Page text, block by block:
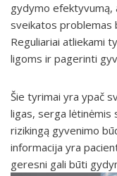
gydymo
sveikatos problemas
Reguliariai atliekami
ligoms ir pagerinti
Šie tyrimai yra ypač
ligas, serga
rizikingą gyvenimo
informacija yra
geresni gali būti